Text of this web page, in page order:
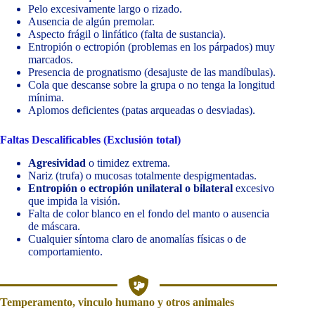
Pelo excesivamente largo o rizado.
Ausencia de algún premolar.
Aspecto frágil o linfático (falta de sustancia).
Entropión o ectropión (problemas en los párpados) muy
marcados.
Presencia de prognatismo (desajuste de las mandíbulas).
Cola que descanse sobre la grupa o no tenga la longitud
mínima.
Aplomos deficientes (patas arqueadas o desviadas).
Faltas Descalificables (Exclusión total)
Agresividad o timidez extrema.
Nariz (trufa) o mucosas totalmente despigmentadas.
Entropión o ectropión unilateral o bilateral excesivo
que impida la visión.
Falta de color blanco en el fondo del manto o ausencia
de máscara.
Cualquier síntoma claro de anomalías físicas o de
comportamiento.
Temperamento, vinculo humano y otros animales